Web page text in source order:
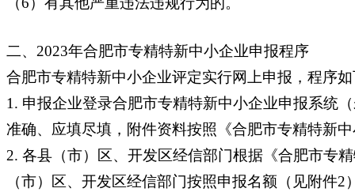
二、2023年合肥市专精特新中小企业申报程序
合肥市专精特新中小企业评定实行网上申报，程序
1. 申报企业登录合肥市专精特新中小企业申报系统
准确、应填尽填，附件资料按照《合肥市专精特新
2. 各县（市）区、开发区经信部门根据《合肥市专
（市）区、开发区经信部门按照申报名额（见附件